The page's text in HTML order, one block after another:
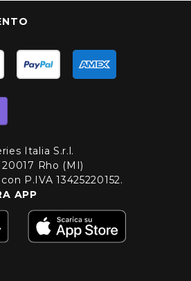
Italia S.r.l.
Rho (MI)
P.IVA 13425220152.
APP